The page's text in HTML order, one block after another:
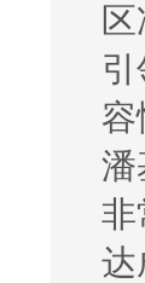
潘
非
达